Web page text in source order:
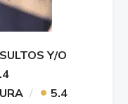
Y/O
• 5.4